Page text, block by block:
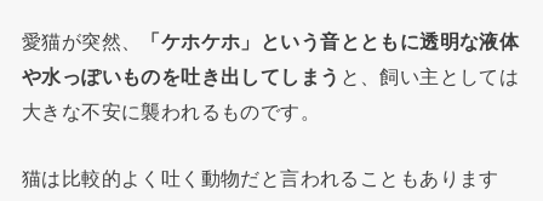
愛猫が突然、
「ケホケホ」という音とともに透明な液体
や水っぽいものを吐き出してしまう と、飼い主としては
大きな不安に襲われるものです。
猫は比較的よく吐く動物だと言われることもあります